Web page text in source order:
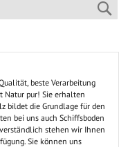
beste Verarbeitung
Natur pur! Sie erhalten
bildet die Grundlage für den
bei uns auch Schiffsboden
stehen wir Ihnen
Sie können uns